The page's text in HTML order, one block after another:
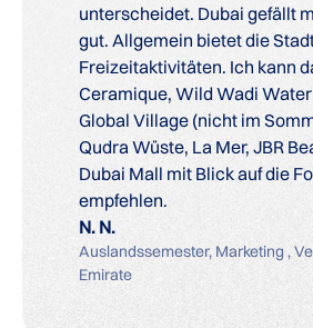
unterscheidet. Dubai gefällt
gut. Allgemein bietet die
Freizeitaktivitäten. Ich kann
Ceramique, Wild Wadi
Global Village (nicht im
Qudra Wüste, La Mer, JBR
Dubai Mall mit Blick auf die
empfehlen.
N. N.
Auslandssemester, Marketing ,
Emirate